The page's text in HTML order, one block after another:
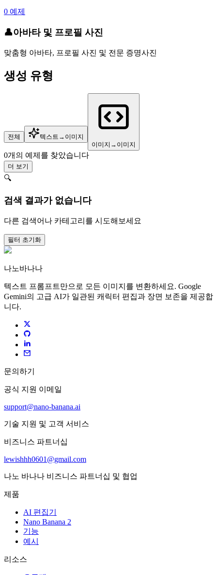
0 예제
👤아바타 및 프로필 사진
맞춤형 아바타, 프로필 사진 및 전문 증명사진
생성 유형
전체
텍스트→이미지
이미지→이미지
0개의 예제를 찾았습니다
더 보기
🔍
검색 결과가 없습니다
다른 검색어나 카테고리를 시도해보세요
필터 초기화
나노바나나
텍스트 프롬프트만으로 모든 이미지를 변환하세요. Google
Gemini의 고급 AI가 일관된 캐릭터 편집과 장면 보존을 제공합
니다.
문의하기
공식 지원 이메일
support@nano-banana.ai
기술 지원 및 고객 서비스
비즈니스 파트너십
lewishhh0601@gmail.com
나노 바나나 비즈니스 파트너십 및 협업
제품
AI 편집기
Nano Banana 2
기능
예시
리소스